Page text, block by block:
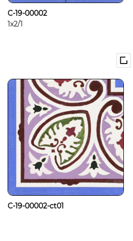
C-19-00002
1x2/1
C-19-00002-ct01